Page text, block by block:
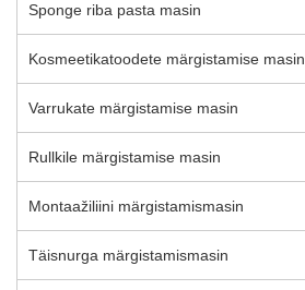
Sponge riba pasta masin
Kosmeetikatoodete märgistamise masin
Varrukate märgistamise masin
Rullkile märgistamise masin
Montaažiliini märgistamismasin
Täisnurga märgistamismasin